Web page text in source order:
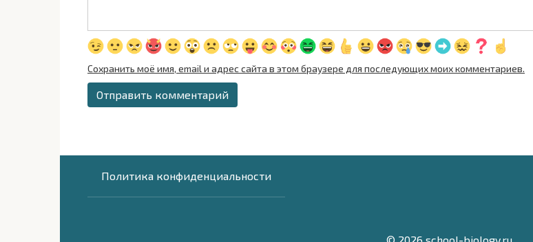
Сохранить моё имя, email и адрес сайта в этом браузере для последующих моих комментариев.
Политика конфиденциальности
© 2026 school-biology.ru